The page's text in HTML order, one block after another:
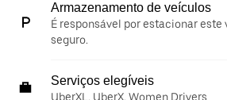
Armazenamento de veículos
É responsável por estacionar
seguro.
Serviços elegíveis
UberXL, UberX, Women Drivers